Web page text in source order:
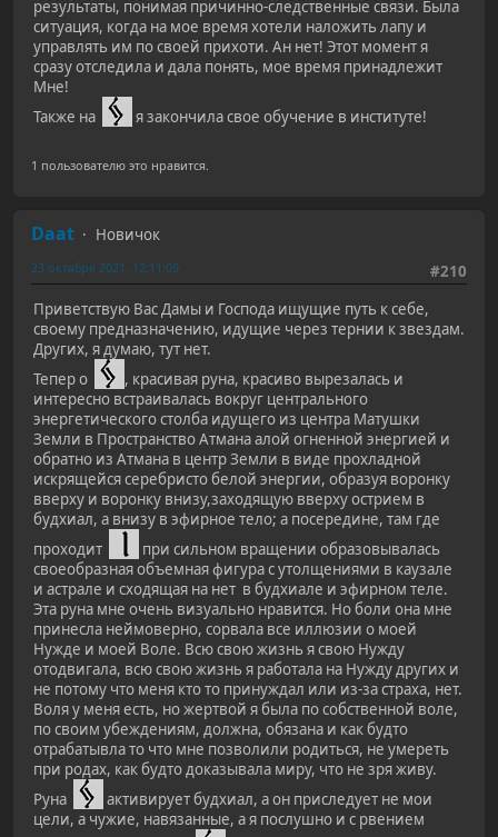
результаты, понимая причинно-следственные связи. Была
ситуация, когда на мое время хотели наложить лапу и
управлять им по своей прихоти. Ан нет! Этот момент я
сразу отследила и дала понять, мое время принадлежит
Мне!
Также на
я закончила свое обучение в институте!
1 пользователю это нравится.
Daat
Новичок
#210
23 октября 2021, 12:11:09
Приветствую Вас Дамы и Господа ищущие путь к себе,
своему предназначению, идущие через тернии к звездам.
Других, я думаю, тут нет.
Тепер о
, красивая руна, красиво вырезалась и
интересно встраивалась вокруг центрального
энергетического столба идущего из центра Матушки
Земли в Пространство Атмана алой огненной энергией и
обратно из Атмана в центр Земли в виде прохладной
искрящейся серебристо белой энергии, образуя воронку
вверху и воронку внизу,заходящую вверху острием в
будхиал, а внизу в эфирное тело; а посередине, там где
проходит
при сильном вращении образовывалась
своеобразная объемная фигура с утолщениями в каузале
и астрале и сходящая на нет в будхиале и эфирном теле.
Эта руна мне очень визуально нравится. Но боли она мне
принесла неймоверно, сорвала все иллюзии о моей
Нужде и моей Воле. Всю свою жизнь я свою Нужду
отодвигала, всю свою жизнь я работала на Нужду других и
не потому что меня кто то принуждал или из-за страха, нет.
Воля у меня есть, но жертвой я была по собственной воле,
по своим убеждениям, должна, обязана и как будто
отрабатывла то что мне позволили родиться, не умереть
при родах, как будто доказывала миру, что не зря живу.
Руна
активирует будхиал, а он приследует не мои
цели, а чужие, навязанные, а я послушно и с рвением